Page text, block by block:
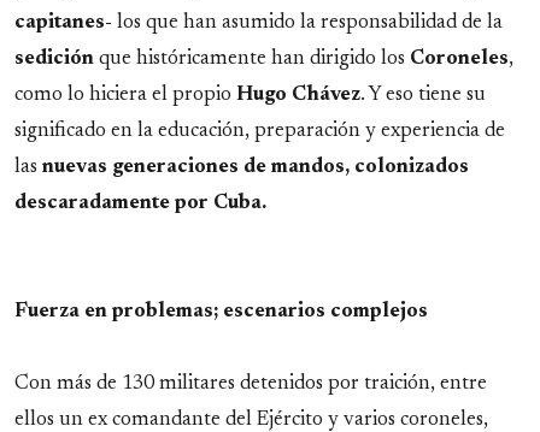
capitanes- los que han asumido la responsabilidad de la
sedición que históricamente han dirigido los Coroneles,
como lo hiciera el propio Hugo Chávez. Y eso tiene su
significado en la educación, preparación y experiencia de
las nuevas generaciones de mandos, colonizados
descaradamente por Cuba.
Fuerza en problemas; escenarios complejos
Con más de 130 militares detenidos por traición, entre
ellos un ex comandante del Ejército y varios coroneles,